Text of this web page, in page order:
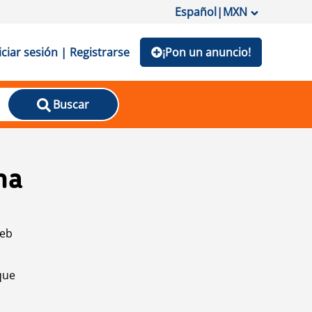
Español|MXN
sesión | Registrarse ¡Pon un anuncio!
Buscar